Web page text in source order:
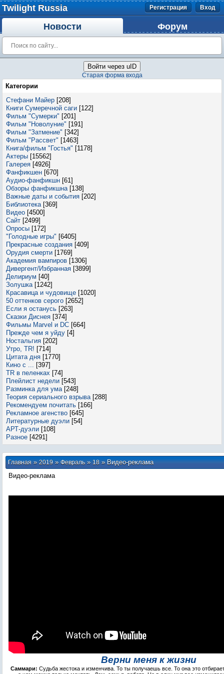
Twilight Russia Регистрация Вход
Новости Форум
Войти через uID
Старая форма входа
Категории
Стефани Майер [208]
Книги Сумеречной саги [122]
Фильм "Сумерки" [201]
Фильм "Новолуние" [191]
Фильм "Затмение" [342]
Фильм "Рассвет" [1463]
Книга/фильм "Гостья" [1178]
Актеры [15562]
Галерея [4926]
Фанфикшен [670]
Аудио-фанфикшн [61]
Обзоры фанфикшна [138]
Важные даты и события [202]
Библиотека [369]
Видео [4500]
Сайт [2499]
Опросы [172]
"Голодные игры" [6405]
Прекрасные создания [409]
Орудия смерти [1769]
Академия вампиров [1306]
Дивергент/Избранная [3899]
Делириум [40]
Золушка [1242]
Красавица и чудовище [1020]
50 оттенков серого [2652]
Если я останусь [263]
Сказки Диснея [374]
Фильмы Marvel и DC [664]
Прежде чем я уйду [4]
Ностальгия [202]
Утро, TR! [714]
Цитата дня [1770]
Кино с ... [397]
TR в пеленках [74]
Плейлист недели [543]
Разминка для ума [248]
Теория сериального взрыва [288]
Рекомендуем почитать [166]
Рекламное агенство [645]
Литературные дуэли [54]
АРТ-дуэли [108]
Разное [4291]
Главная»2019 » Февраль » 18» Видео-реклама
Видео-реклама
Верни меня к жизни
Саммари: Судьба жестока и изменчива. То ты получаешь все. То она это